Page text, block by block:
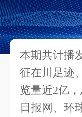
本期共计播
征在川足迹
览量近2亿
日报网、环